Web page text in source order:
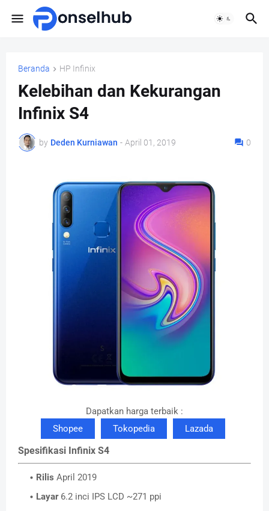
Beranda HP Infinix
Kelebihan dan Kekurangan
Infinix S4
by Deden Kurniawan - April 01, 2019 0
Dapatkan harga terbaik :
Shopee
Tokopedia Lazada
Spesifikasi Infinix S4
Rilis April 2019
Layar6.2 inci IPS LCD ~271 ppi